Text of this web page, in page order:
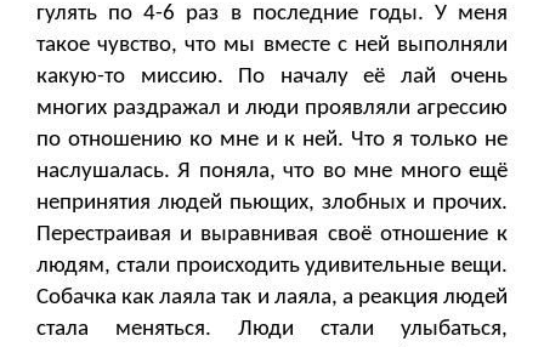
гулять по 4-6 раз в последние годы. У меня
такое чувство, что мы вместе с ней выполняли
какую-то миссию. По началу её лай очень
многих раздражал и люди проявляли агрессию
по отношению ко мне и к ней. Что я только не
наслушалась. Я поняла, что во мне много ещё
непринятия людей пьющих, злобных и прочих.
Перестраивая и выравнивая своё отношение к
людям, стали происходить удивительные вещи.
Собачка как лаяла так и лаяла, а реакция людей
стала меняться. Люди стали улыбаться,